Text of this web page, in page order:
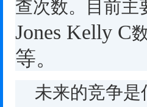
查次数。目前主
Jones Kelly C
等。
未来的竞争